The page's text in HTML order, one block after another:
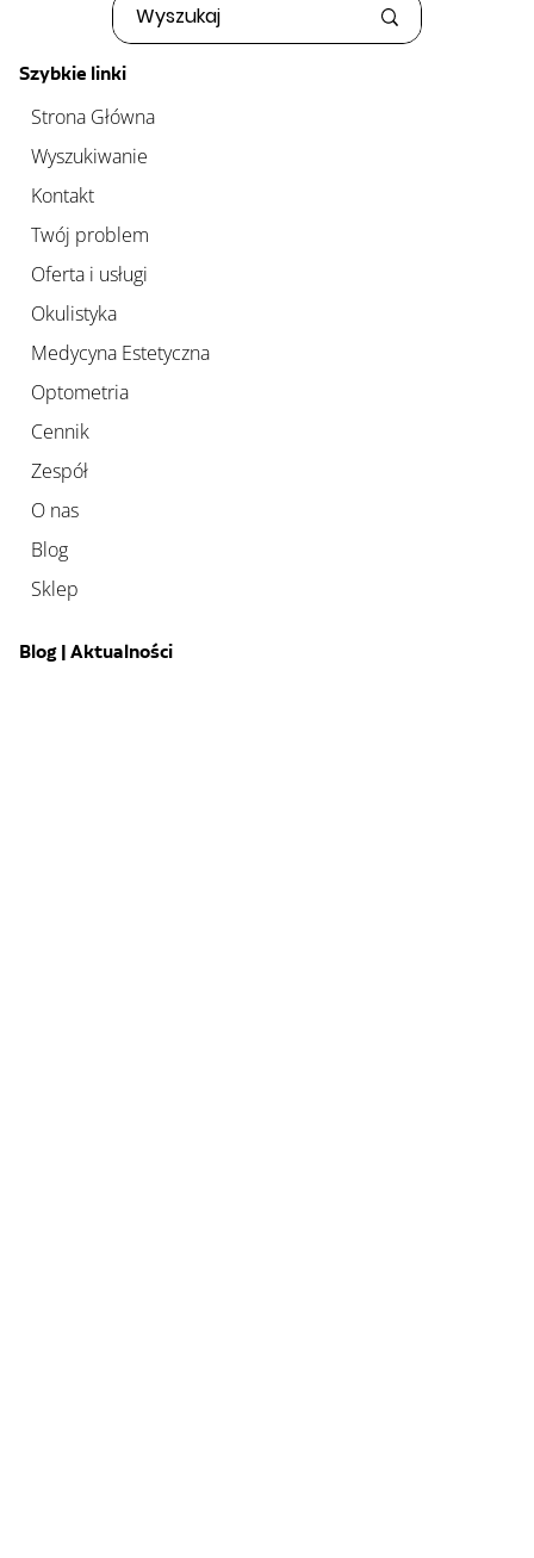
Szybkie linki
Strona Główna
Wyszukiwanie
Kontakt
Twój problem
Oferta i usługi
Okulistyka
Medycyna Estetyczna
Optometria
Cennik
Zespół
O nas
Blog
Sklep
Blog | Aktualności